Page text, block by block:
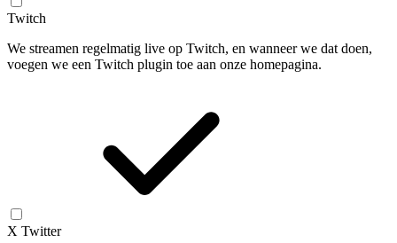
Twitch
We streamen regelmatig live op Twitch, en wanneer we dat doen,
voegen we een Twitch plugin toe aan onze homepagina.
X Twitter